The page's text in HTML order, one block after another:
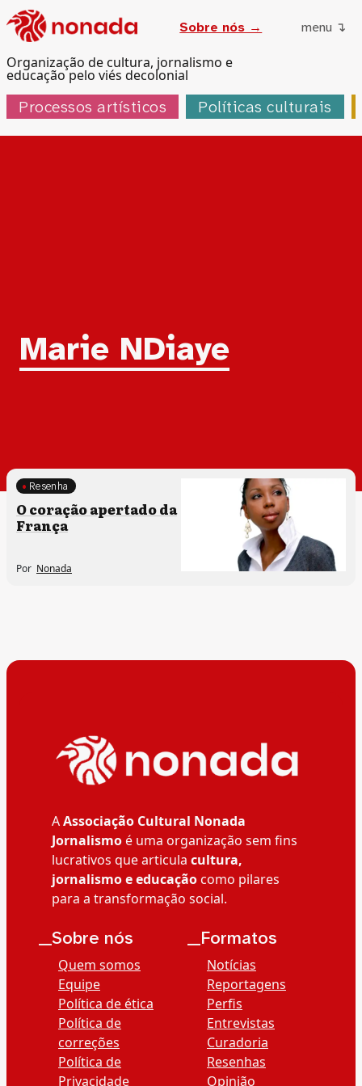
Organização de cultura, jornalismo e
educação pelo viés decolonial
Sobre nós → menu ↴
Processos artísticos Políticas culturais
Tag:
Marie NDiaye
Resenha
O coração apertado da
França
Por Nonada
AAssociação Cultural Nonada
Jornalismoé uma organização sem fins
lucrativos que articula cultura,
jornalismo e educaçãocomo pilares
para a transformação social.
__Sobre nós
Quem somos
Equipe
Política de ética
Política de
correções
Política de
Privacidade
__Formatos
Notícias
Reportagens
Perfis
Entrevistas
Curadoria
Resenhas
Opinião